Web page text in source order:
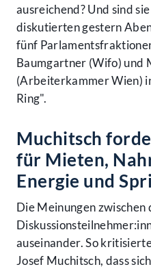
ausreichend? Und sind
diskutierten gestern
fünf
Baumgartner (Wifo) und
(Arbeiterkammer Wien)
Ring".
Muchitsch
für Mieten,
Energie und
Die Meinungen zwischen
auseinander. So
Josef Muchitsch, dass